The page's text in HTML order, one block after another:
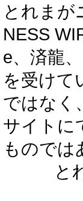
とれまが
NESS
e、済龍
を受けて
ではなく
サイトに
ものでは
と